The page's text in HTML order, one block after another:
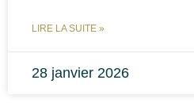
LIRE LA SUITE »
28 janvier 2026